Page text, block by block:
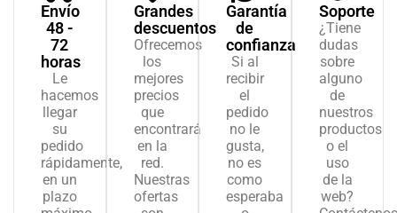
Envío
48 -
72
horas
Le
hacemos
llegar
su
pedido
rápidamente,
en un
plazo
Grandes
descuentos
Ofrecemos
los
mejores
precios
que
encontrará
en la
red.
Nuestras
ofertas
Garantía
de
confianza
Si al
recibir
el
pedido
no le
gusta,
no es
como
esperaba
Soporte
¿Tiene
dudas
sobre
alguno
de
nuestros
productos
o el
uso
de la
web?